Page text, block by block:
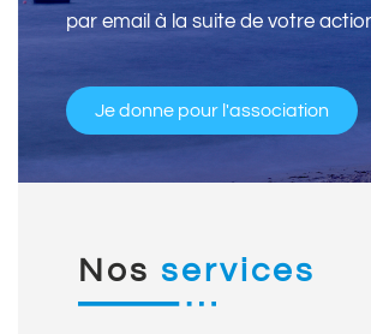
par email à la suite de votre
Je donne pour l'association
Nos services